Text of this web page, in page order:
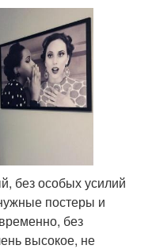
без особых усилий
постеры и
без
высокое, не